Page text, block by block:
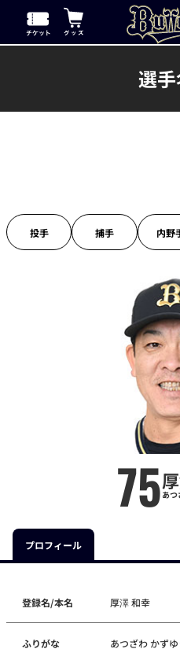
選
投手 捕手 内野
75 あつ
プロフィール
登録名/本名 厚澤 和幸
ふりがな あつざわ かずゆ